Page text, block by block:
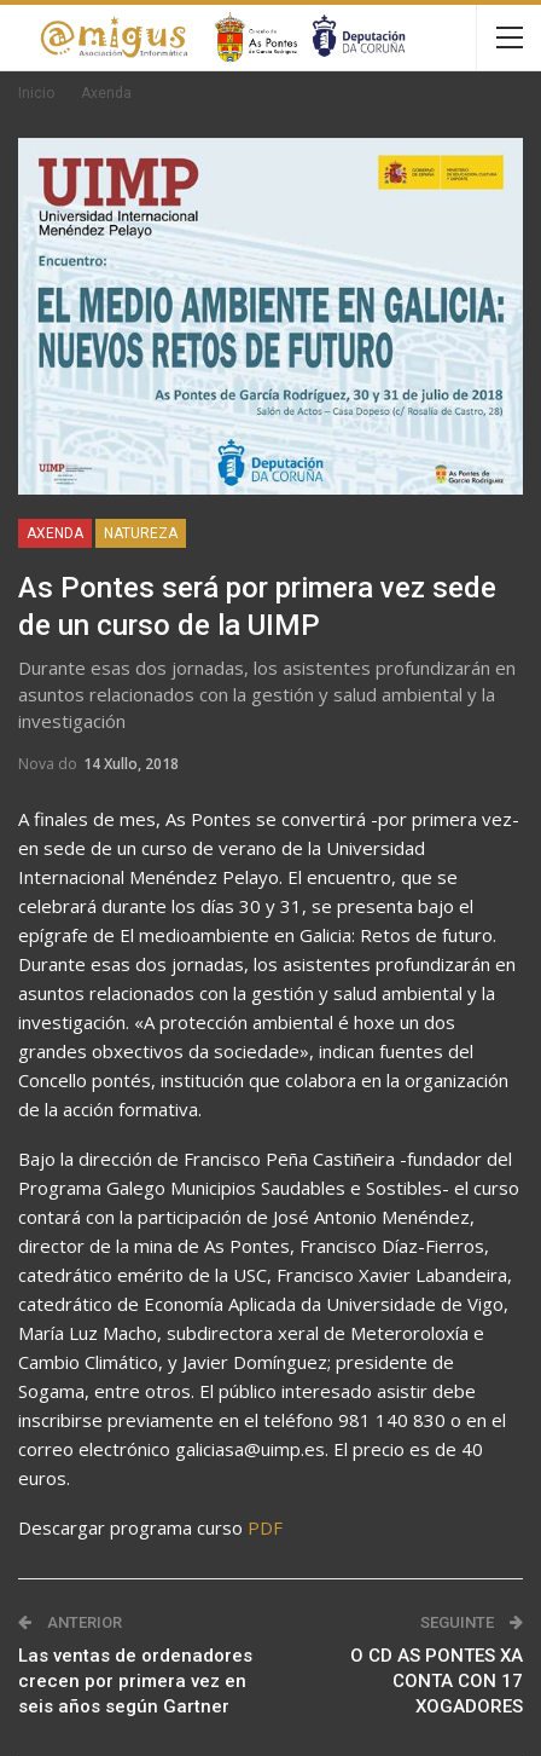
Inicio Axenda
AXENDA NATUREZA
As Pontes será por primera vez sede
de un curso de la UIMP
Durante esas dos jornadas, los asistentes profundizarán en
asuntos relacionados con la gestión y salud ambiental y la
investigación
Nova do 14 Xullo, 2018
A finales de mes, As Pontes se convertirá -por primera vez-
en sede de un curso de verano de la Universidad
Internacional Menéndez Pelayo. El encuentro, que se
celebrará durante los días 30 y 31, se presenta bajo el
epígrafe de El medioambiente en Galicia: Retos de futuro.
Durante esas dos jornadas, los asistentes profundizarán en
asuntos relacionados con la gestión y salud ambiental y la
investigación. «A protección ambiental é hoxe un dos
grandes obxectivos da sociedade», indican fuentes del
Concello pontés, institución que colabora en la organización
de la acción formativa.
Bajo la dirección de Francisco Peña Castiñeira -fundador del
Programa Galego Municipios Saudables e Sostibles- el curso
contará con la participación de José Antonio Menéndez,
director de la mina de As Pontes, Francisco Díaz-Fierros,
catedrático emérito de la USC, Francisco Xavier Labandeira,
catedrático de Economía Aplicada da Universidade de Vigo,
María Luz Macho, subdirectora xeral de Meteroroloxía e
Cambio Climático, y Javier Domínguez; presidente de
Sogama, entre otros. El público interesado asistir debe
inscribirse previamente en el teléfono 981 140 830 o en el
correo electrónico galiciasa@uimp.es. El precio es de 40
euros.
Descargar programa curso PDF
ANTERIOR
Las ventas de ordenadores
crecen por primera vez en
seis años según Gartner
SEGUINTE
O CD AS PONTES XA
CONTA CON 17
XOGADORES